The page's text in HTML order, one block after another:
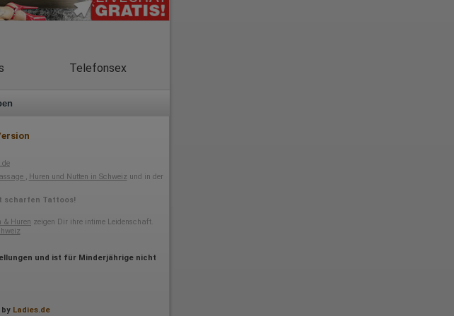
oder verweisende
weitere Seiten des Portals
wird verwendet, um Daten
kann auch im Rahmen
auf unserer Website
Informationen verarbeiten.
Telefonsex
, Huren und Nutten in Schweizund in der
scharfen Tattoos!
& Huren zeigen Dir ihre intime Leidenschaft.
und ist für Minderjährige nicht
by Ladies.de